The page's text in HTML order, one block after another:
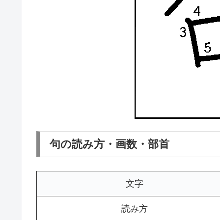
句の読み方・画数・部首
文字
読み方